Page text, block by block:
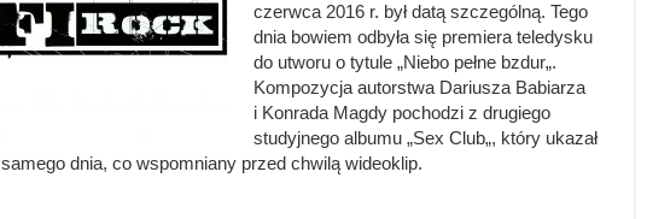
czerwca 2016 r. był datą szczególną. Tego
dnia bowiem odbyła się premiera teledysku
do utworu o tytule „Niebo pełne bzdur„.
Kompozycja autorstwa Dariusza Babiarza
i Konrada Magdy pochodzi z drugiego
studyjnego albumu „Sex Club„, który ukazał
dnia, co wspomniany przed chwilą wideoklip.